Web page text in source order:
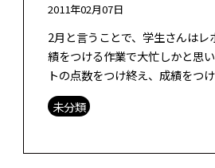
2011年02月07日
2月と言うことで、学生さんはレ
績をつける作業で大忙しかと思
トの点数をつけ終え、成績をつ
ろんな大学でレポートの書き方に
ミやちょっとした講座を開いて
未分類